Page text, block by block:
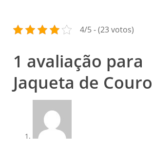
4/5 - (23 votos)
1 avaliação para
Jaqueta de Couro